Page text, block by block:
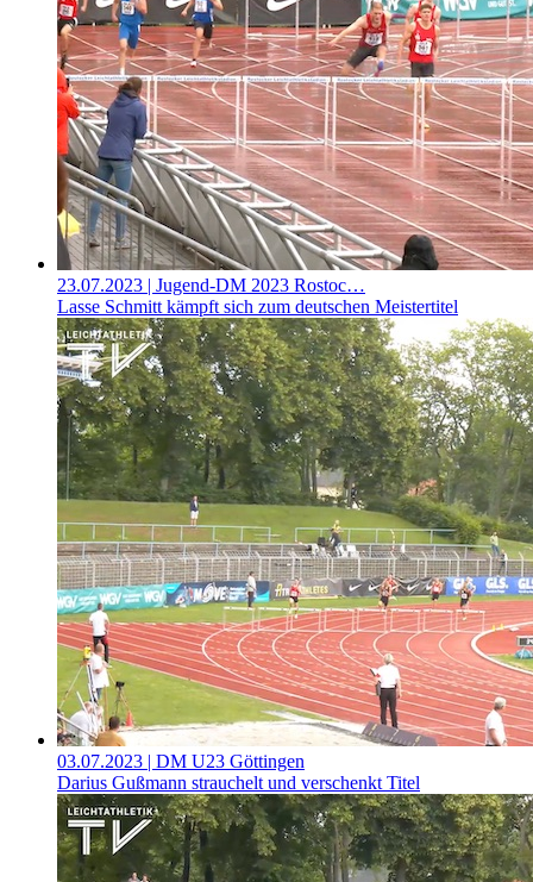
23.07.2023 | Jugend-DM 2023 Rostoc…
Lasse Schmitt kämpft sich zum deutschen Meistertitel
03.07.2023 | DM U23 Göttingen
Darius Gußmann strauchelt und verschenkt Titel